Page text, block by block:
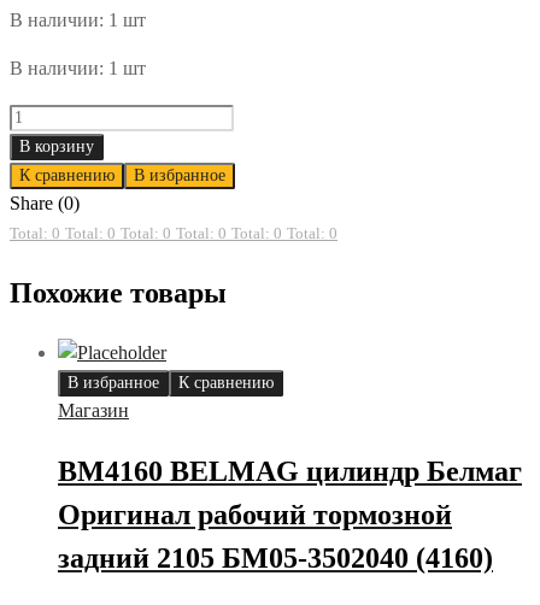
В наличии: 1 шт
В наличии: 1 шт
77143
NAC
77143
Фильтр
воздушный
В корзину
К сравнению
В избранное
Share (0)
Total: 0 Total: 0 Total: 0 Total: 0 Total: 0 Total: 0
Похожие товары
В избранное К сравнению
Магазин
BM4160 BELMAG цилиндр Белмаг
Оригинал рабочий тормозной
задний 2105 БМ05-3502040 (4160)